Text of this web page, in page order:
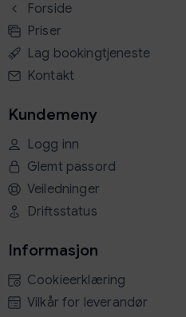
Forside
Priser
Lag bookingtjeneste
Kontakt
Kundemeny
Logg inn
Glemt passord
Veiledninger
Driftsstatus
Informasjon
Cookieerklæring
Vilkår for leverandør